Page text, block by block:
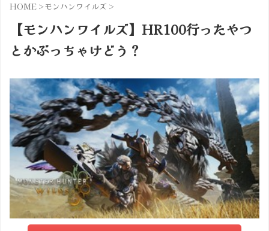
HOME >モンハンワイルズ >
【モンハンワイルズ】HR100行ったやつ
とかぶっちゃけどう？